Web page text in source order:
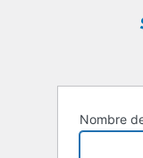
Nombre